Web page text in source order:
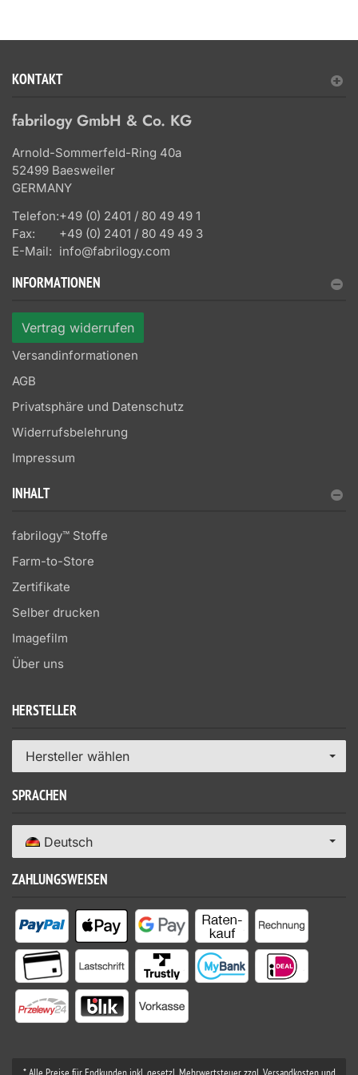
KONTAKT
fabrilogy GmbH & Co. KG
Arnold-Sommerfeld-Ring 40a
52499 Baesweiler
GERMANY
Telefon:+49 (0) 2401 / 80 49 49 1
Fax:
+49 (0) 2401 / 80 49 49 3
E-Mail: info@fabrilogy.com
INFORMATIONEN
Vertrag widerrufen
Versandinformationen
AGB
Privatsphäre und Datenschutz
Widerrufsbelehrung
Impressum
INHALT
fabrilogy™ Stoffe
Farm-to-Store
Zertifikate
Selber drucken
Imagefilm
Über uns
HERSTELLER
Hersteller wählen
SPRACHEN
Deutsch
ZAHLUNGSWEISEN